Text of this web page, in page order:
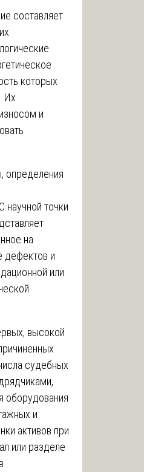
составляет
которых
Их
и
определения
. С научной точки
на
дефектов и
или
высокой
судебных
оборудования
и
активов при
или разделе